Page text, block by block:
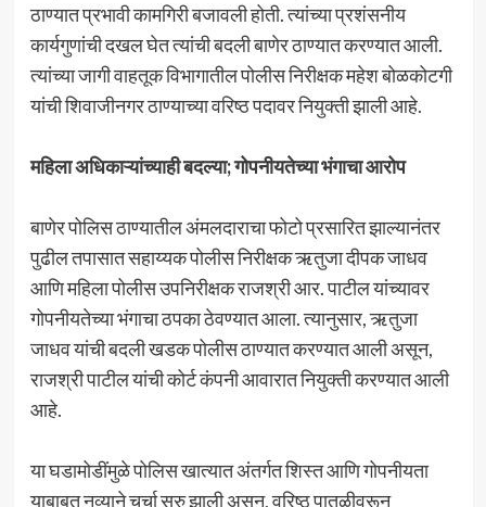
ठाण्यात प्रभावी कामगिरी बजावली होती. त्यांच्या प्रशंसनीय
कार्यगुणांची दखल घेत त्यांची बदली बाणेर ठाण्यात करण्यात आली.
त्यांच्या जागी वाहतूक विभागातील पोलीस निरीक्षक महेश बोळकोटगी
यांची शिवाजीनगर ठाण्याच्या वरिष्ठ पदावर नियुक्ती झाली आहे.
महिला अधिकाऱ्यांच्याही बदल्या; गोपनीयतेच्या भंगाचा आरोप
बाणेर पोलिस ठाण्यातील अंमलदाराचा फोटो प्रसारित झाल्यानंतर
पुढील तपासात सहाय्यक पोलीस निरीक्षक ऋतुजा दीपक जाधव
आणि महिला पोलीस उपनिरीक्षक राजश्री आर. पाटील यांच्यावर
गोपनीयतेच्या भंगाचा ठपका ठेवण्यात आला. त्यानुसार, ऋतुजा
जाधव यांची बदली खडक पोलीस ठाण्यात करण्यात आली असून,
राजश्री पाटील यांची कोर्ट कंपनी आवारात नियुक्ती करण्यात आली
आहे.
या घडामोडींमुळे पोलिस खात्यात अंतर्गत शिस्त आणि गोपनीयता
याबाबत नव्याने चर्चा सुरु झाली असून, वरिष्ठ पातळीवरून